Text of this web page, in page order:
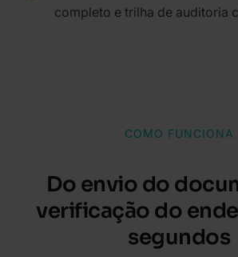
completo e trilha de auditoria
COMO FUNCIONA
Do envio do
verificação do
segundos